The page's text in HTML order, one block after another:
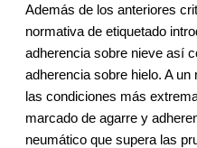
Además de los anteriores
normativa de etiquetado
adherencia sobre nieve así
adherencia sobre hielo. A
las condiciones más
marcado de agarre y
neumático que supera las